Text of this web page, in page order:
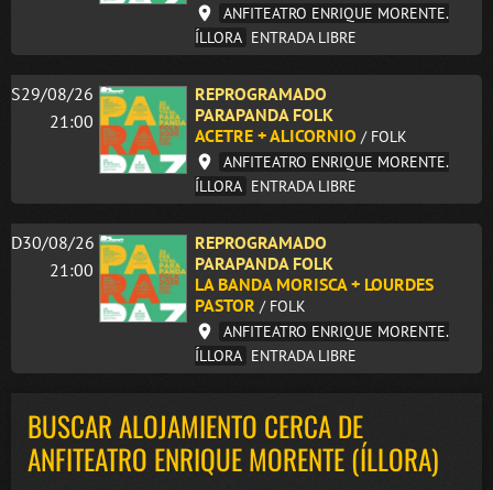
ANFITEATRO ENRIQUE MORENTE.
ÍLLORA ENTRADA LIBRE
S29/08/26
21:00
REPROGRAMADO
PARAPANDA FOLK
ACETRE + ALICORNIO / FOLK
ANFITEATRO ENRIQUE MORENTE.
ÍLLORA ENTRADA LIBRE
D30/08/26
21:00
REPROGRAMADO
PARAPANDA FOLK
LA BANDA MORISCA + LOURDES
PASTOR / FOLK
ANFITEATRO ENRIQUE MORENTE.
ÍLLORA ENTRADA LIBRE
BUSCAR ALOJAMIENTO CERCA DE
ANFITEATRO ENRIQUE MORENTE (ÍLLORA)